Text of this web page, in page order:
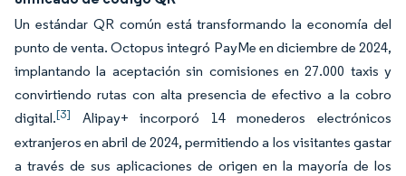
Un estándar QR común está transformando la economía del
punto de venta. Octopus integró PayMe en diciembre de 2024,
implantando la aceptación sin comisiones en 27.000 taxis y
convirtiendo rutas con alta presencia de efectivo a la cobro
digital.[3]
Alipay+ incorporó 14 monederos electrónicos
extranjeros en abril de 2024, permitiendo a los visitantes gastar
a través de sus aplicaciones de origen en la mayoría de los